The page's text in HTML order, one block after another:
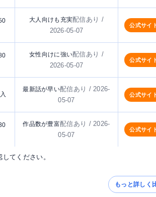
大人向けも充実配信あり /
2026-05-07
公式サイ
女性向けに強い配信あり /
2026-05-07
公式サイ
最新話が早い配信あり / 2026-
05-07
公式サイ
作品数が豊富配信あり / 2026-
05-07
公式サイ
てください。
もっと詳しく